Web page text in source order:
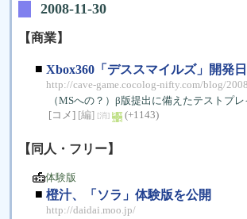
2008-11-30
【商業】
■ Xbox360「デススマイルズ」開発
http://cave-game.cocolog-nifty.com/blog/
（MSへの？）β版提出に備えたテストプ
[コメ] [編] [消] (+1143)
【同人・フリー】
体験版
■ 橙汁、「ソラ」体験版を公開
http://daidai.moo.jp/